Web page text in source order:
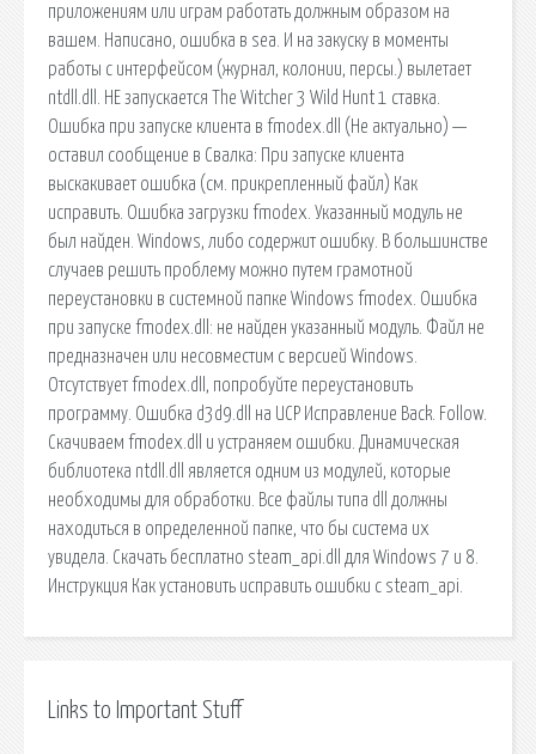
приложениям или играм работать должным образом на
вашем. Написано, ошибка в sea. И на закуску в моменты
работы с интерфейсом (журнал, колонии, персы.) вылетает
ntdll.dll. НЕ запускается The Witcher 3 Wild Hunt 1 ставка.
Ошибка при запуске клиента в fmodex.dll (Не актуально) —
оставил сообщение в Свалка: При запуске клиента
выскакивает ошибка (см. прикрепленный файл) Как
исправить. Ошибка загрузки fmodex. Указанный модуль не
был найден. Windows, либо содержит ошибку. В большинстве
случаев решить проблему можно путем грамотной
переустановки в системной папке Windows fmodex. Ошибка
при запуске fmodex.dll: не найден указанный модуль. Файл не
предназначен или несовместим с версией Windows.
Отсутствует fmodex.dll, попробуйте переустановить
программу. Ошибка d3d9.dll на UCP Исправление Back. Follow.
Скачиваем fmodex.dll и устраняем ошибки. Динамическая
библиотека ntdll.dll является одним из модулей, которые
необходимы для обработки. Все файлы типа dll должны
находиться в определенной папке, что бы система их
увидела. Скачать бесплатно steam_api.dll для Windows 7 и 8.
Инструкция Как установить исправить ошибки с steam_api.
Links to Important Stuff